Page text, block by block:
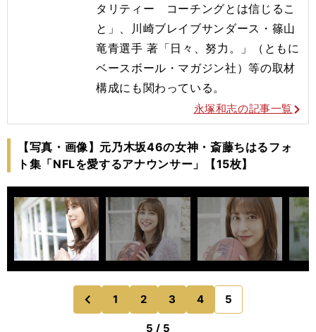
タリティー コーチングとは信じるこ
と」、川崎ブレイブサンダース・ 篠山
竜青選手 著「日々、努力。」（ともに
ベースボール・マガジン社）等の取材
構成にも関わっている。
永塚和志の記事一覧
【写真・画像】元乃木坂46の女神・斎藤ちはるフォ
ト集「NFLを愛するアナウンサー」【15枚】
前
のページへ
1 2 3 4 5
5 / 5